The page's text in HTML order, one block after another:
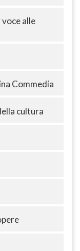
alle
Commedia
cultura